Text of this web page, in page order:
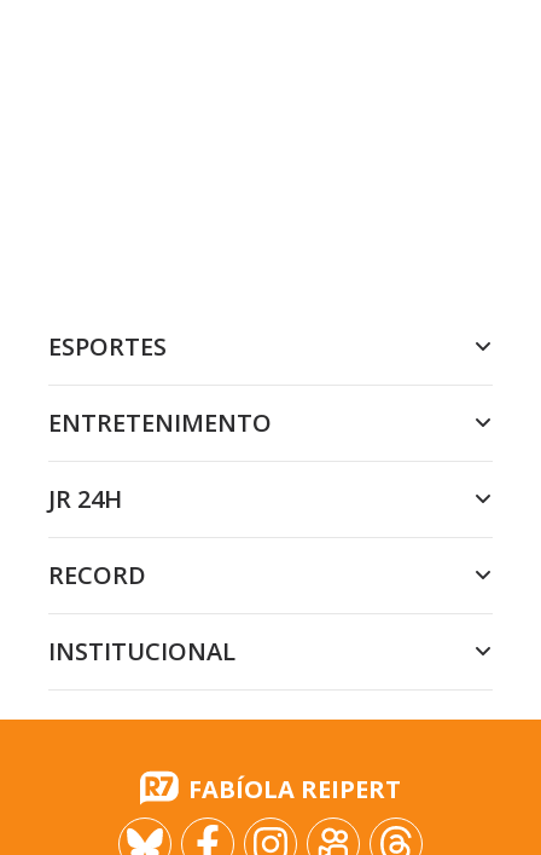
ESPORTES
ENTRETENIMENTO
JR 24H
RECORD
INSTITUCIONAL
FABÍOLA REIPERT